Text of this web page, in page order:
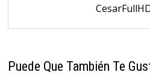
Puede Que También Te